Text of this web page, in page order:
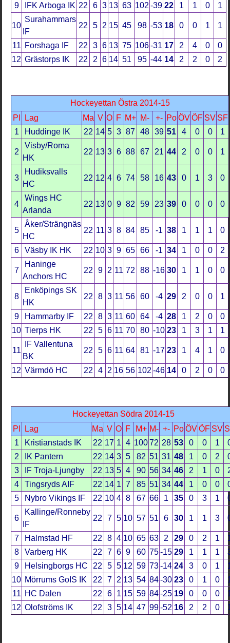
9
IFK Arboga IK 22 6 3 13 63 102 -39 22 1 1 0 1
10
Surahammars
IF
22 5 2 15 45 98 -53 18 0 0 1 1
11 Forshaga IF 22 3 6 13 75 106 -31 17 2 4 0
0
12 Grästorps IK 22 2 6 14 51 95 -44 14 2 2 0 2
Hockeyettan Östra 2014-15
Pl
Lag Ma V O F M+ M- +- Po ÖV ÖF SV SF
1
Huddinge IK 22 14 5 3 87 48 39 51 4 0 0 1
2
Visby/Roma
HK
22 13 3 6 88 67 21 44 2 0 0 1
3
Hudiksvalls
HC
22 12 4 6 74 58 16 43 0 1 3 0
4
Wings HC
Arlanda
22 13 0 9 82 59 23 39 0 0 0 0
5
Åker/Strängnäs
HC
22 11 3 8 84 85 -1 38 1 1 1 0
6 Väsby IK HK 22 10 3 9 65 66 -1 34 1 0 0 2
7
Haninge
Anchors HC
22 9 2 11 72 88 -16 30 1 1 0 0
8
Enköpings SK
HK
22 8 3 11 56 60 -4 29 2 0 0 1
9 Hammarby IF 22 8 3 11 60 64 -4 28 1 2 0
0
10 Tierps HK 22 5 6 11 70 80 -10 23 1 3 1 1
11
IF Vallentuna
BK
22 5 6 11 64 81 -17 23 1 4 1 0
12 Värmdö HC 22 4 2 16 56 102 -46 14 0 2 0 0
Hockeyettan Södra 2014-15
Pl
Lag Ma V O F M+ M- +- Po ÖV ÖF SV
1
Kristianstads IK 22 17 1 4 100 72 28 53 0 0 1
2
IK Pantern 22 14 3 5 82 51 31 48 1 0 2
3
IF Troja-Ljungby 22 13 5 4 90 56 34 46 2 1 0
4
Tingsryds AIF 22 14 1 7 85 51 34 44 1 0 0
5
Nybro Vikings IF 22 10 4 8 67 66 1 35 0 3 1
6
Kallinge/Ronneby
IF
22 7 5 10 57 51 6 30 1 1 3
7 Halmstad HF 22 8 4 10 65 63 2 29 0 2 1
8
Varberg HK 22 7 6 9 60 75 -15 29 1 1 1
9
Helsingborgs HC 22 5 5 12 59 73 -14 24 3 0 1
10 Mörrums GoIS IK 22 7 2 13 54 84 -30 23 0 1 0
11 HC Dalen 22 6 1 15 59 84 -25 19 0 0 0
12 Olofströms IK 22 3 5 14 47 99 -52 16 2 2 0